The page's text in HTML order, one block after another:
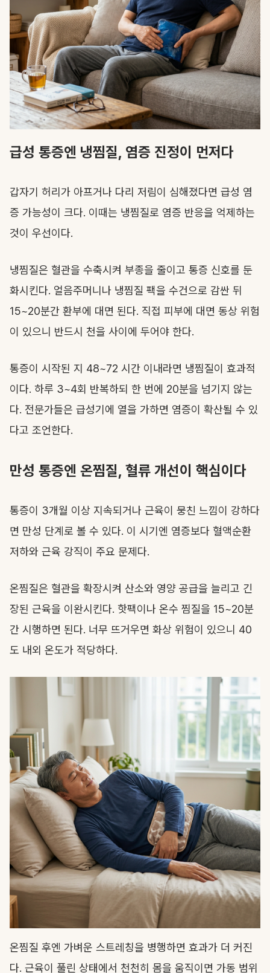
급성 통증엔 냉찜질, 염증 진정이 먼저다
갑자기 허리가 아프거나 다리 저림이 심해졌다면 급성 염
증 가능성이 크다. 이때는 냉찜질로 염증 반응을 억제하는
것이 우선이다.
냉찜질은 혈관을 수축시켜 부종을 줄이고 통증 신호를 둔
화시킨다. 얼음주머니나 냉찜질 팩을 수건으로 감싼 뒤
15~20분간 환부에 대면 된다. 직접 피부에 대면 동상 위험
이 있으니 반드시 천을 사이에 두어야 한다.
통증이 시작된 지 48~72 시간 이내라면 냉찜질이 효과적
이다. 하루 3~4회 반복하되 한 번에 20분을 넘기지 않는
다. 전문가들은 급성기에 열을 가하면 염증이 확산될 수 있
다고 조언한다.
만성 통증엔 온찜질, 혈류 개선이 핵심이다
통증이 3개월 이상 지속되거나 근육이 뭉친 느낌이 강하다
면 만성 단계로 볼 수 있다. 이 시기엔 염증보다 혈액순환
저하와 근육 강직이 주요 문제다.
온찜질은 혈관을 확장시켜 산소와 영양 공급을 늘리고 긴
장된 근육을 이완시킨다. 핫팩이나 온수 찜질을 15~20분
간 시행하면 된다. 너무 뜨거우면 화상 위험이 있으니 40
도 내외 온도가 적당하다.
온찜질 후엔 가벼운 스트레칭을 병행하면 효과가 더 커진
다. 근육이 풀린 상태에서 천천히 몸을 움직이면 가동 범위